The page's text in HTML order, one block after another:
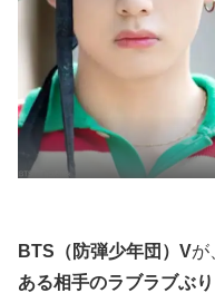
BTS（防弾少年団）Vが
ある相手のラブラブぶり